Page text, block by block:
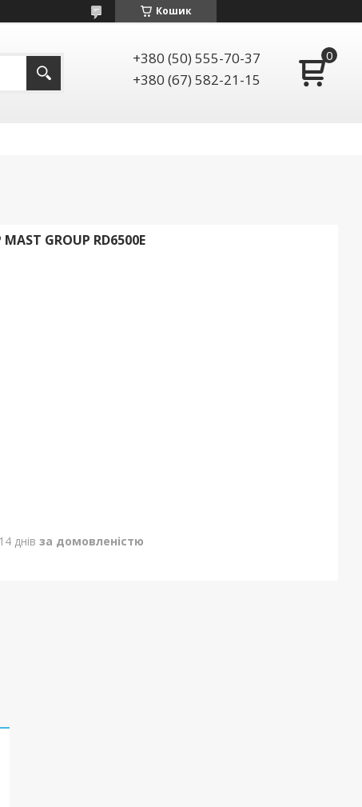
Кошик
+380 (50) 555-70-37
+380 (67) 582-21-15
GROUP RD6500E
днів за домовленістю